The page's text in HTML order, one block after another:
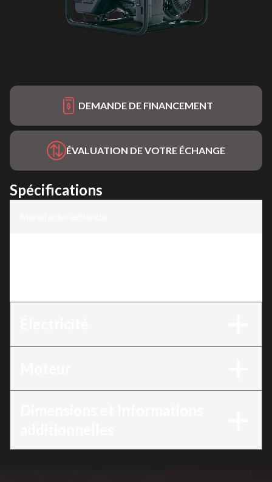
DEMANDE DE FINANCEMENT
ÉVALUATION DE VOTRE ÉCHANGE
Spécifications